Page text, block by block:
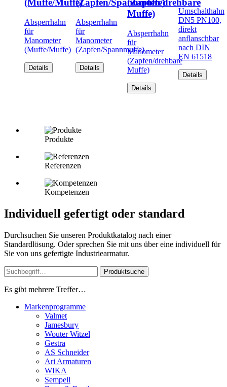
(Muffe/Muffe)
Absperrhahn
für
Manometer
(Muffe/Muffe)
Details
(Zapfen/Spannmuffe)
Absperrhahn
für
Manometer
(Zapfen/Spannmuffe)
Details
(Zapfen/drehbare
Muffe)
Absperrhahn
für
Manometer
(Zapfen/drehbare
Muffe)
Details
Umschalthahn
DN5 PN100,
direkt
anflanschbar
nach DIN
EN 61518
Details
Produkte
Referenzen
Kompetenzen
Individuell gefertigt oder standard
Durchsuchen Sie unseren Produktkatalog nach einer
Standardlösung. Oder sprechen Sie mit uns über eine individuell für
Sie von uns gefertigte Industriearmatur.
Produktsuche
Es gibt mehrere Treffer…
Markenprogramme
Valmet
Jamesbury
Wouter Witzel
Gestra
AS Schneider
Ari Armaturen
WIKA
Sempell